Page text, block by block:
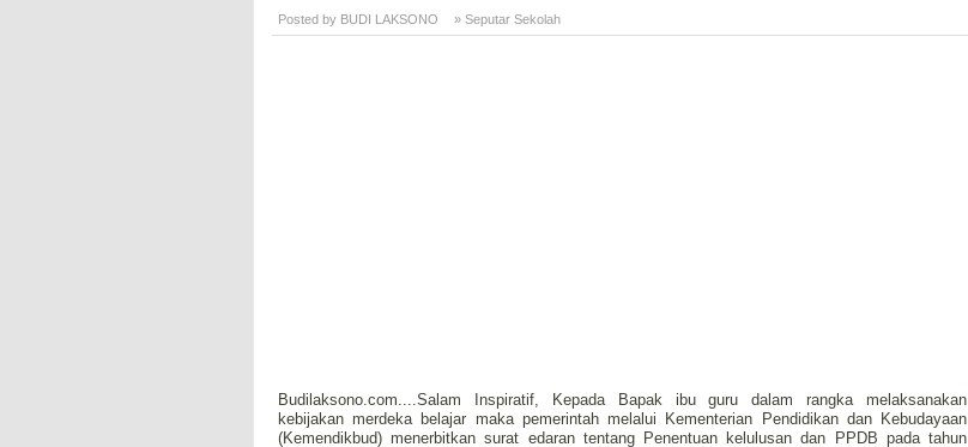
Posted by BUDI LAKSONO » Seputar Sekolah
Budilaksono.com....Salam Inspiratif, Kepada Bapak ibu guru dalam rangka melaksanakan
kebijakan merdeka belajar maka pemerintah melalui Kementerian Pendidikan dan Kebudayaan
(Kemendikbud) menerbitkan surat edaran tentang Penentuan kelulusan dan PPDB pada tahun